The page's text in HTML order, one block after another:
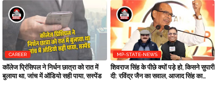
CAREER
कॉलेज प्रिंसिपल ने निर्धन छात्रा को रात में
बुलाया था, जांच में ऑडियो सही पाया, सस्पेंड
MP-STATE-NEWS
शिवराज सिंह के पीछे क्यों पड़े हो, किसने सुपारी
दी: रविंद्र जैन का सवाल, आजाद सिंह का